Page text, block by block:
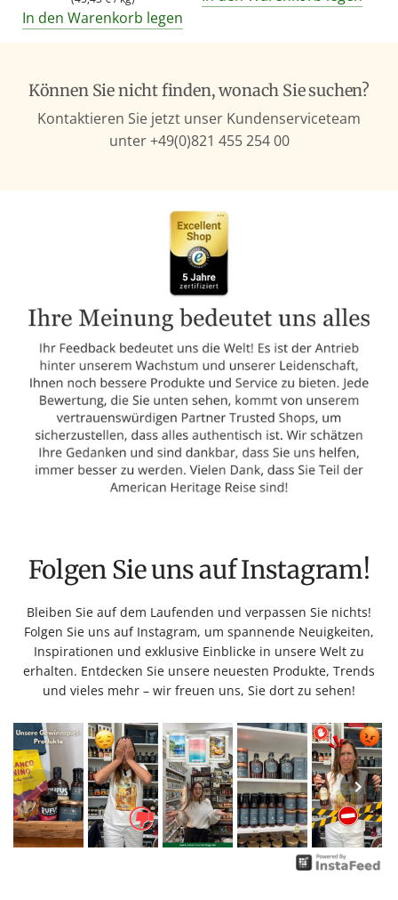
In den Warenkorb legen
Können Sie nicht finden, wonach Sie suchen?
Kontaktieren Sie jetzt unser Kundenserviceteam
unter +49(0)821 455 254 00
Folgen Sie uns auf Instagram!
Bleiben Sie auf dem Laufenden und verpassen Sie nichts!
Folgen Sie uns auf Instagram, um spannende Neuigkeiten,
Inspirationen und exklusive Einblicke in unsere Welt zu
erhalten. Entdecken Sie unsere neuesten Produkte, Trends
und vieles mehr – wir freuen uns, Sie dort zu sehen!